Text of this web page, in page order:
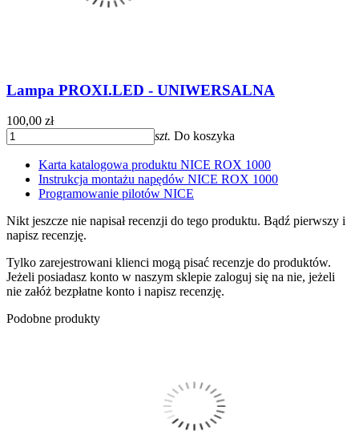
Lampa PROXI.LED - UNIWERSALNA
100,00 zł
szt. Do koszyka
Karta katalogowa produktu NICE ROX 1000
Instrukcja montażu napędów NICE ROX 1000
Programowanie pilotów NICE
Nikt jeszcze nie napisał recenzji do tego produktu. Bądź pierwszy i
napisz recenzję.
Tylko zarejestrowani klienci mogą pisać recenzje do produktów.
Jeżeli posiadasz konto w naszym sklepie zaloguj się na nie, jeżeli
nie załóż bezpłatne konto i napisz recenzję.
Podobne produkty